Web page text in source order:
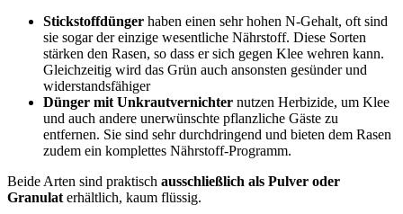
Stickstoffdünger haben einen sehr hohen N-Gehalt, oft sind
sie sogar der einzige wesentliche Nährstoff. Diese Sorten
stärken den Rasen, so dass er sich gegen Klee wehren kann.
Gleichzeitig wird das Grün auch ansonsten gesünder und
widerstandsfähiger
Dünger mit Unkrautvernichter nutzen Herbizide, um Klee
und auch andere unerwünschte pflanzliche Gäste zu
entfernen. Sie sind sehr durchdringend und bieten dem Rasen
zudem ein komplettes Nährstoff-Programm.
Beide Arten sind praktisch ausschließlich als Pulver oder
Granulat erhältlich, kaum flüssig.